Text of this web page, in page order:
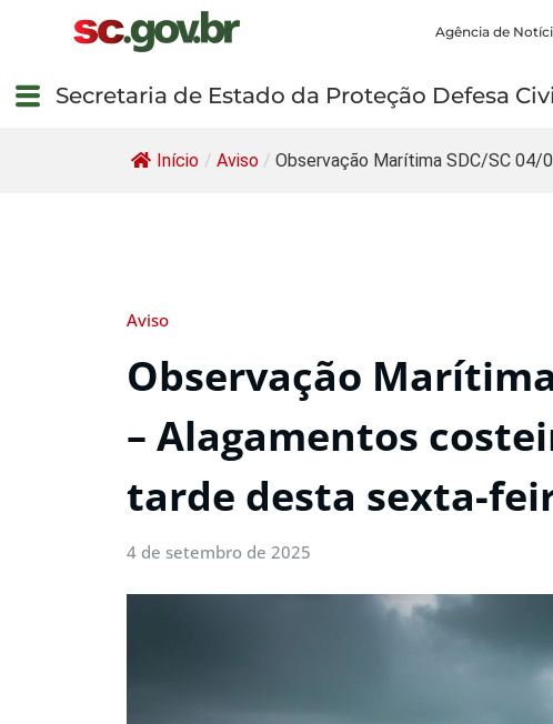
Agência de
Secretaria de Estado da Proteção Defesa
Início / Aviso / Observação Marítima SDC/SC 04/
Aviso
Observação
– Alagamentos
tarde desta sexta-
4 de setembro de 2025